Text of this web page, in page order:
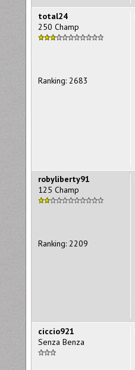
total24
250 Champ
Ranking: 2683
robyliberty91
125 Champ
Ranking: 2209
ciccio921
Senza Benza